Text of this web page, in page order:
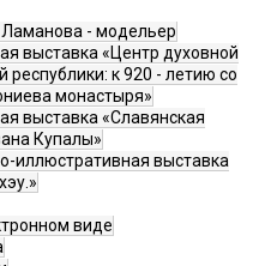
- модельер
выставка «Центр духовной
республики: к 920 - летию со
монастыря»
выставка «Славянская
Купалы»
иллюстративная выставка
виде